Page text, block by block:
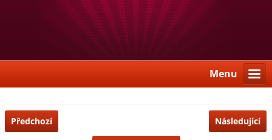
Menu
Předchozí Následující